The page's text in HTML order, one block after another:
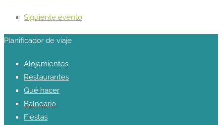
Siguiente evento
Planificador de viaje
Alojamientos
Restaurantes
Qué hacer
Balneario
Fiestas